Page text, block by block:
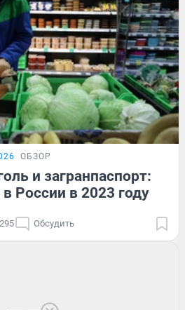
ОБЗОР
и загранпаспорт:
России в 2023 году
Обсудить